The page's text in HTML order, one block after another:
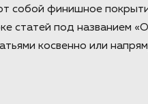
собой финишное
статей под названием
косвенно или